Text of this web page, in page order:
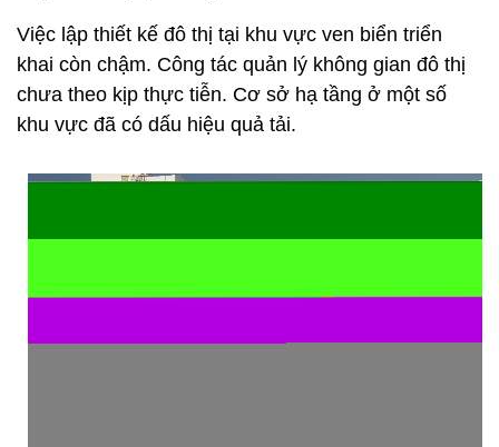
Việc lập thiết kế đô thị tại khu vực ven biển triển
khai còn chậm. Công tác quản lý không gian đô thị
chưa theo kịp thực tiễn. Cơ sở hạ tầng ở một số
khu vực đã có dấu hiệu quả tải.